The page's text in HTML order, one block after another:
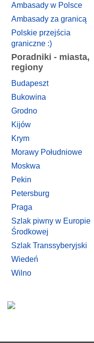
Ambasady w Polsce
Ambasady za granicą
Polskie przejścia
graniczne :)
Poradniki - miasta,
regiony
Budapeszt
Bukowina
Grodno
Kijów
Krym
Morawy Południowe
Moskwa
Pekin
Petersburg
Praga
Szlak piwny w Europie
Środkowej
Szlak Transsyberyjski
Wiedeń
Wilno